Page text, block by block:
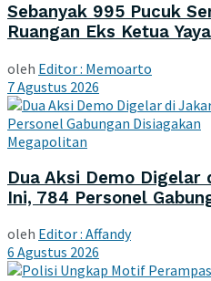
Sebanyak 995 Pucuk
Ruangan Eks Ketua
oleh Editor : Memoarto
7 Agustus 2026
Megapolitan
Dua Aksi Demo
Ini, 784 Personel
oleh Editor : Affandy
6 Agustus 2026